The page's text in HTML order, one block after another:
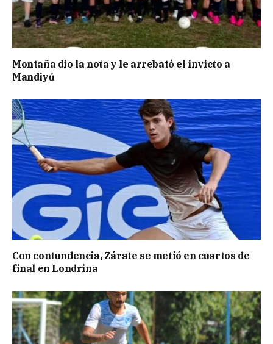
Montaña dio la nota y le arrebató el invicto a
Mandiyú
Con contundencia, Zárate se metió en cuartos de
final en Londrina